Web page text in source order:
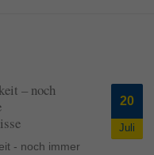
– noch
- noch immer
20
Juli